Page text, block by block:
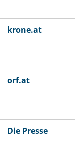
krone.at
orf.at
Die Presse